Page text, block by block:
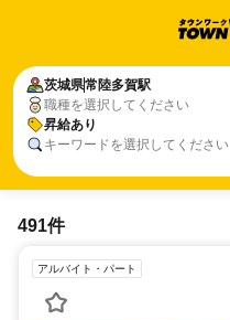
茨城県常陸多賀駅
職種を選択してください
昇給あり
キーワードを選択してください
491件
アルバイト・パート